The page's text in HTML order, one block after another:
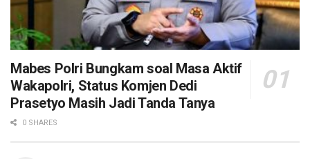
Mabes Polri Bungkam soal Masa Aktif
Wakapolri, Status Komjen Dedi
Prasetyo Masih Jadi Tanda Tanya
0 SHARES